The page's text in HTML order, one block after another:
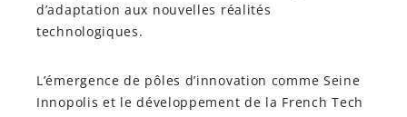
d’adaptation aux nouvelles réalités
technologiques.
L’émergence de pôles d’innovation comme Seine
Innopolis et le développement de la French Tech